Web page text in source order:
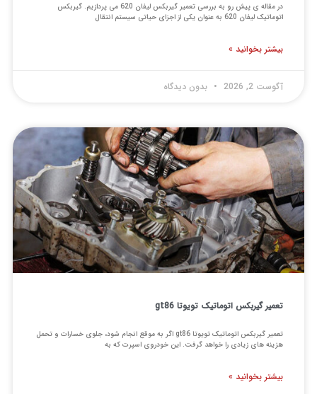
در مقاله ی پیش رو به بررسی تعمیر گیربکس لیفان 620 می پردازیم. گیربکس
اتوماتیک لیفان 620 به عنوان یکی از اجزای حیاتی سیستم انتقال
بیشتر بخوانید »
بدون دیدگاه
تعمیر گیربکس اتوماتیک تویوتا gt86
تعمیر گیربکس اتوماتیک تویوتا gt86 اگر به موقع انجام شود، جلوی خسارات و تحمل
هزینه های زیادی را خواهد گرفت. این خودروی اسپرت که به
بیشتر بخوانید »